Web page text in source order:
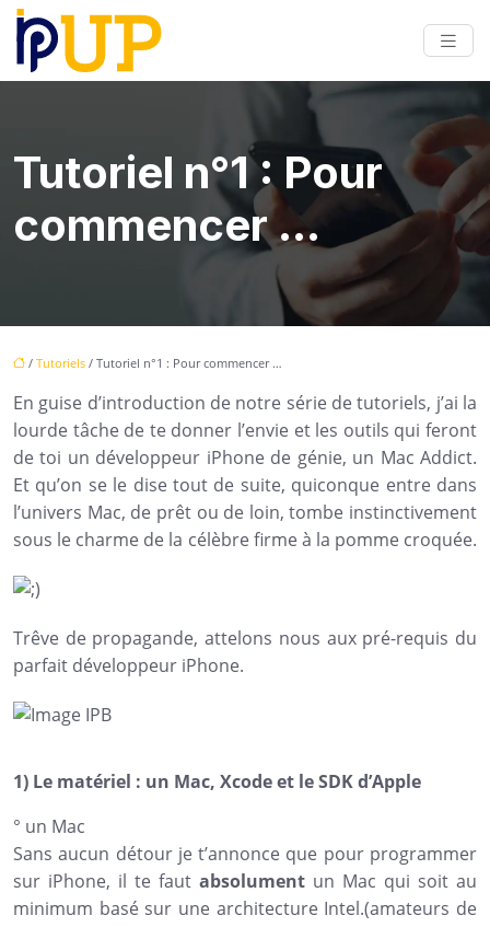
Tutoriel n°1 : Pour
commencer …
/ Tutoriels / Tutoriel n°1 : Pour commencer …
En guise d’introduction de notre série de tutoriels, j’ai la
lourde tâche de te donner l’envie et les outils qui feront
de toi un développeur iPhone de génie, un Mac Addict.
Et qu’on se le dise tout de suite, quiconque entre dans
l’univers Mac, de prêt ou de loin, tombe instinctivement
sous le charme de la célèbre firme à la pomme croquée.
Trêve de propagande, attelons nous aux pré-requis du
parfait développeur iPhone.
1) Le matériel : un Mac, Xcode et le SDK d’Apple
° un Mac
Sans aucun détour je t’annonce que pour programmer
sur iPhone, il te faut absolument un Mac qui soit au
minimum basé sur une architecture Intel.(amateurs de